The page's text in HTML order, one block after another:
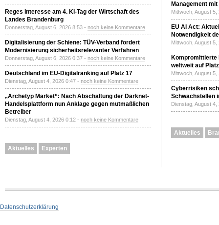
Reges Interesse am 4. KI-Tag der Wirtschaft des
Landes Brandenburg
Donnerstag, August 6, 2026 8:53 - noch keine Kommentare
Digitalisierung der Schiene: TÜV-Verband fordert
Modernisierung sicherheitsrelevanter Verfahren
Donnerstag, August 6, 2026 0:37 - noch keine Kommentare
Deutschland im EU-Digitalranking auf Platz 17
Dienstag, August 4, 2026 0:47 - noch keine Kommentare
„Archetyp Market“: Nach Abschaltung der Darknet-
Handelsplattform nun Anklage gegen mutmaßlichen
Betreiber
Dienstag, August 4, 2026 0:12 - noch keine Kommentare
Aktuelles Experten
Management
Mittwoch, August
EU AI Act:
Notwendigkeit
Mittwoch, August
Kompromittierte
weltweit auf
Mittwoch, August
Cyberrisiken
Schwachstellen
Dienstag, August
Aktuelles
Datenschutzerklärung